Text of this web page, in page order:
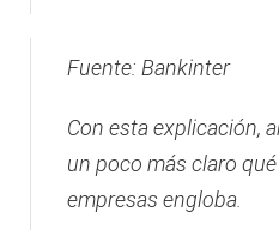
Fuente: Bankinter
Con esta explicación,
un poco más claro
empresas engloba.